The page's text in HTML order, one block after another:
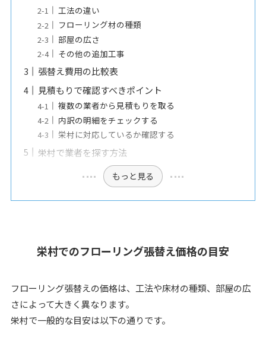
工法の違い
フローリング材の種類
部屋の広さ
その他の追加工事
張替え費用の比較表
見積もりで確認すべきポイント
複数の業者から見積もりを取る
内訳の明細をチェックする
栄村に対応しているか確認する
栄村で業者を探す方法
もっと見る
栄村でのフローリング張替え価格の目安
フローリング張替えの価格は、工法や床材の種類、部屋の広
さによって大きく異なります。
栄村で一般的な目安は以下の通りです。